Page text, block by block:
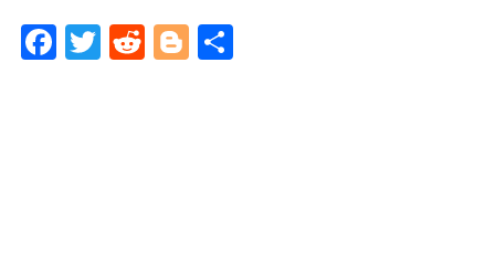
F
a
T
wi
R
e
Bl
o